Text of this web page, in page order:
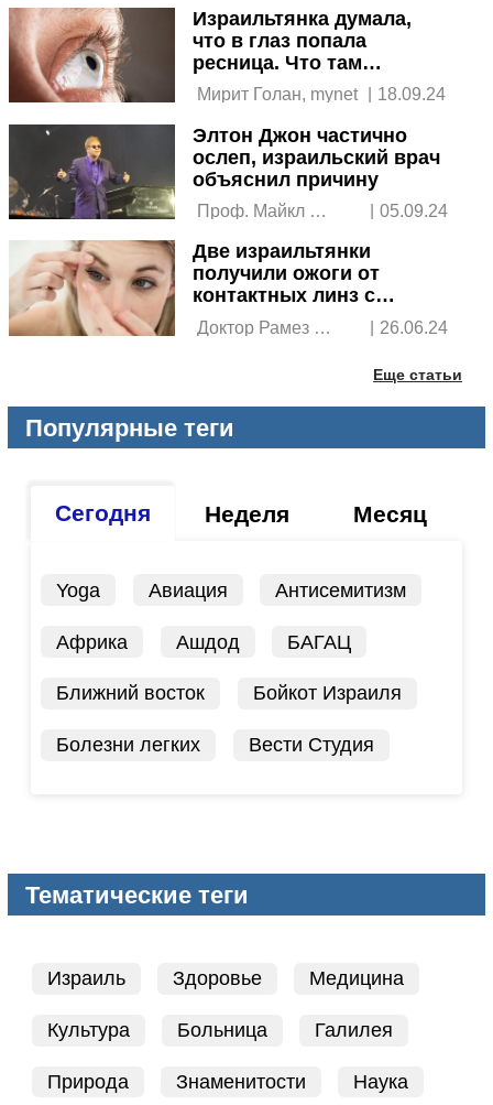
Израильтянка думала,
что в глаз попала
ресница. Что там
выросло на самом деле
Мирит Голан, mynet | 18.09.24
Элтон Джон частично
ослеп, израильский врач
объяснил причину
Проф. Майкл
офтальмолог
| 05.09.24
Две израильтянки
получили ожоги от
контактных линз с
иностранных сайтов
Доктор Рамез
| 26.06.24
Еще статьи
Популярные теги
Сегодня Неделя Месяц
Yoga Авиация Антисемитизм
Африка Ашдод БАГАЦ
Ближний восток Бойкот Израиля
Болезни легких Вести Студия
Тематические теги
Израиль Здоровье Медицина
Культура Больница Галилея
Природа Знаменитости Наука